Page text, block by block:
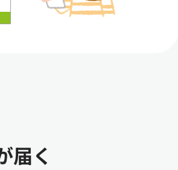
届く